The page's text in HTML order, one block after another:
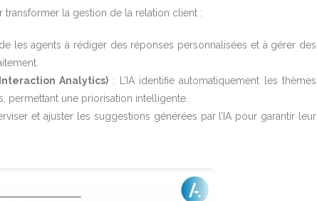
transformer la gestion de la relation client :
les agents à rédiger des réponses personnalisées et à gérer des
Analytics): L’IA identifie automatiquement les thèmes
permettant une priorisation intelligente.
et ajuster les suggestions générées par l’IA pour garantir leur